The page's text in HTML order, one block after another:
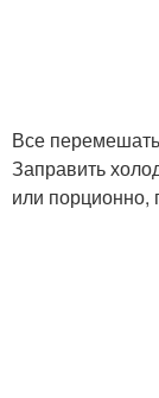
Все
Заправить
или порционно,